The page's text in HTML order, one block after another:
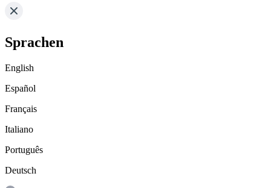
Sprachen
English
Español
Français
Italiano
Português
Deutsch